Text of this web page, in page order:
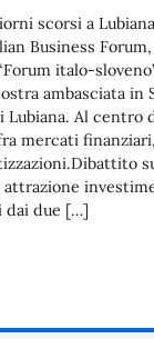
scorsi a
Business Forum,
italo-
ambasciata in
Lubiana. Al centro
mercati
attrazione
dai due […]